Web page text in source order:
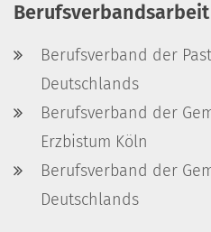
Berufsverbandsarbeit
Berufsverband der
Deutschlands
Berufsverband der
Erzbistum Köln
Berufsverband der
Deutschlands